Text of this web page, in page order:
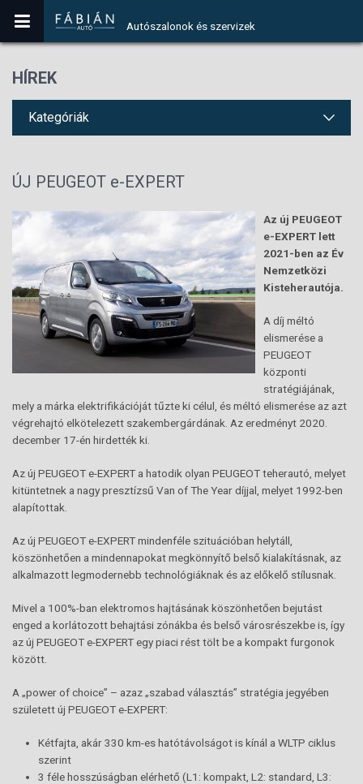
Autószalonok és szervizek
HÍREK
Kategóriák
ÚJ PEUGEOT e-EXPERT
Az új PEUGEOT
e-EXPERT lett
2021-ben az Év
Nemzetközi
Kisteherautója.
A díj méltó
elismerése a
PEUGEOT
központi
stratégiájának,
mely a márka elektrifikációját tűzte ki célul, és méltó elismerése az azt
végrehajtó elkötelezett szakembergárdának. Az eredményt 2020.
december 17-én hirdették ki.
Az új PEUGEOT e-EXPERT a hatodik olyan PEUGEOT teherautó, melyet
kitüntetnek a nagy presztízsű Van of The Year díjjal, melyet 1992-ben
alapítottak.
Az új PEUGEOT e-EXPERT mindenféle szituációban helytáll,
köszönhetően a mindennapokat megkönnyítő belső kialakításnak, az
alkalmazott legmodernebb technológiáknak és az előkelő stílusnak.
Mivel a 100%-ban elektromos hajtásának köszönhetően bejutást
enged a korlátozott behajtási zónákba és belső városrészekbe is, így
az új PEUGEOT e-EXPERT egy piaci rést tölt be a kompakt furgonok
között.
A „power of choice” – azaz „szabad választás” stratégia jegyében
született új PEUGEOT e-EXPERT:
Kétfajta, akár 330 km-es hatótávolságot is kínál a WLTP ciklus
szerint
3 féle hosszúságban elérhető (L1: kompakt, L2: standard, L3: